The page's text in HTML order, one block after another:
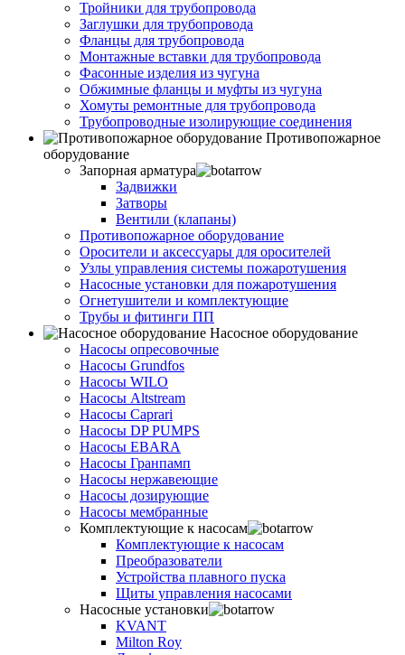
Тройники для трубопровода
Заглушки для трубопровода
Фланцы для трубопровода
Монтажные вставки для трубопровода
Фасонные изделия из чугуна
Обжимные фланцы и муфты из чугуна
Хомуты ремонтные для трубопровода
Трубопроводные изолирующие соединения
Противопожарное
оборудование
Запорная арматура
Задвижки
Затворы
Вентили (клапаны)
Противопожарное оборудование
Оросители и аксессуары для оросителей
Узлы управления системы пожаротушения
Насосные установки для пожаротушения
Огнетушители и комплектующие
Трубы и фитинги ПП
Насосное оборудование
Насосы опресовочные
Насосы Grundfos
Насосы WILO
Насосы Altstream
Насосы Caprari
Насосы DP PUMPS
Насосы EBARA
Насосы Гранпамп
Насосы нержавеющие
Насосы дозирующие
Насосы мембранные
Комплектующие к насосам
Комплектующие к насосам
Преобразователи
Устройства плавного пуска
Щиты управления насосами
Насосные установки
KVANT
Milton Roy